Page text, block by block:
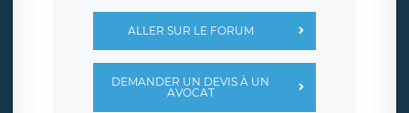
ALLER SUR LE FORUM
DEMANDER UN DEVIS À UN
AVOCAT